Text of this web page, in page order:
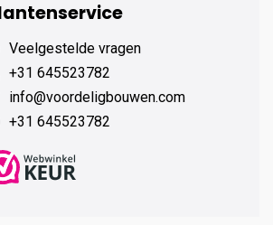
Veelgestelde vragen
+31 645523782
info@voordeligbouwen.com
+31 645523782